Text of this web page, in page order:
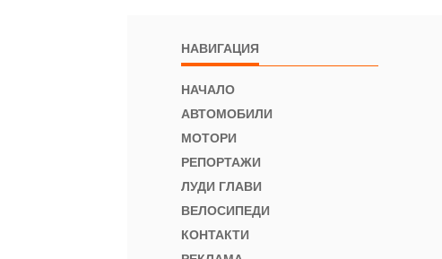
НАВИГАЦИЯ
НАЧАЛО
АВТОМОБИЛИ
МОТОРИ
РЕПОРТАЖИ
ЛУДИ ГЛАВИ
ВЕЛОСИПЕДИ
КОНТАКТИ